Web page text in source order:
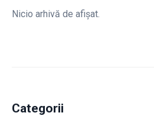
Nicio arhivă de afișat.
Categorii